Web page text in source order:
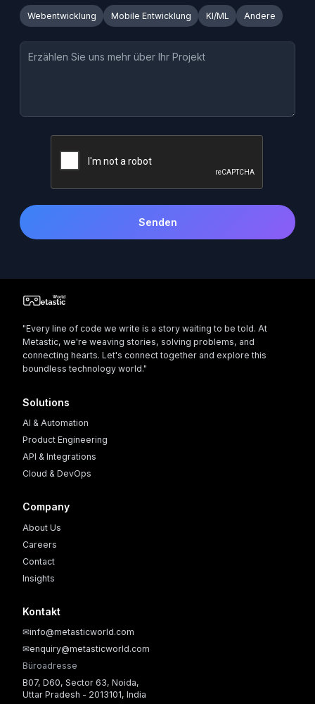
Webentwicklung Mobile Entwicklung KI/ML Andere
Senden
"Every line of code we write is a story waiting to be told. At
Metastic, we're weaving stories, solving problems, and
connecting hearts. Let's connect together and explore this
boundless technology world."
Solutions
AI & Automation
Product Engineering
API & Integrations
Cloud & DevOps
Company
About Us
Careers
Contact
Insights
Kontakt
✉info@metasticworld.com
✉enquiry@metasticworld.com
Büroadresse
B07, D60, Sector 63, Noida,
Uttar Pradesh - 2013101, India